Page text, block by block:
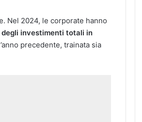
Nel 2024, le corporate hanno
degli investimenti totali in
precedente, trainata sia